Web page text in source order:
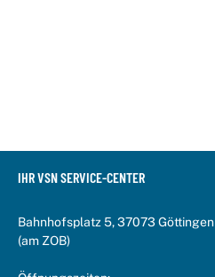
IHR VSN SERVICE-CENTER
Bahnhofsplatz 5, 37073 Göttingen
(am ZOB)